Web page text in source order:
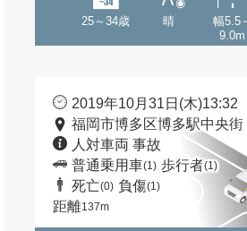
25～34歳 晴
幅5.5
9.0m
2019年10月31日(木)13:32
福岡市博多区博多駅中央街
人対車両 事故
普通乗用車(1) 歩行者(1)
死亡(0) 負傷(1)
距離137m